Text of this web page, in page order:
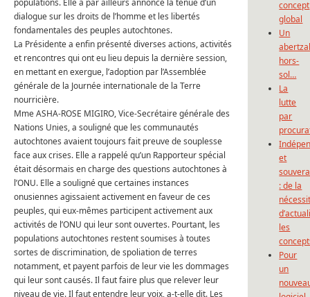
populations. Elle a par ailleurs annoncé la tenue d’un
dialogue sur les droits de l’homme et les libertés
fondamentales des peuples autochtones.
La Présidente a enfin présenté diverses actions, activités
et rencontres qui ont eu lieu depuis la dernière session,
en mettant en exergue, l’adoption par l’Assemblée
générale de la Journée internationale de la Terre
nourricière.
Mme ASHA-ROSE MIGIRO, Vice-Secrétaire générale des
Nations Unies, a souligné que les communautés
autochtones avaient toujours fait preuve de souplesse
face aux crises. Elle a rappelé qu’un Rapporteur spécial
était désormais en charge des questions autochtones à
l’ONU. Elle a souligné que certaines instances
onusiennes agissaient activement en faveur de ces
peuples, qui eux-mêmes participent activement aux
activités de l’ONU qui leur sont ouvertes. Pourtant, les
populations autochtones restent soumises à toutes
sortes de discrimination, de spoliation de terres
notamment, et payent parfois de leur vie les dommages
qui leur sont causés.Il faut faire plus que relever leur
niveau de vie.Il faut entendre leur voix, a-t-elle dit. Les
concept
global
Un
hors-
sol…
La
lutte
par
et
: de la
les
Pour
un